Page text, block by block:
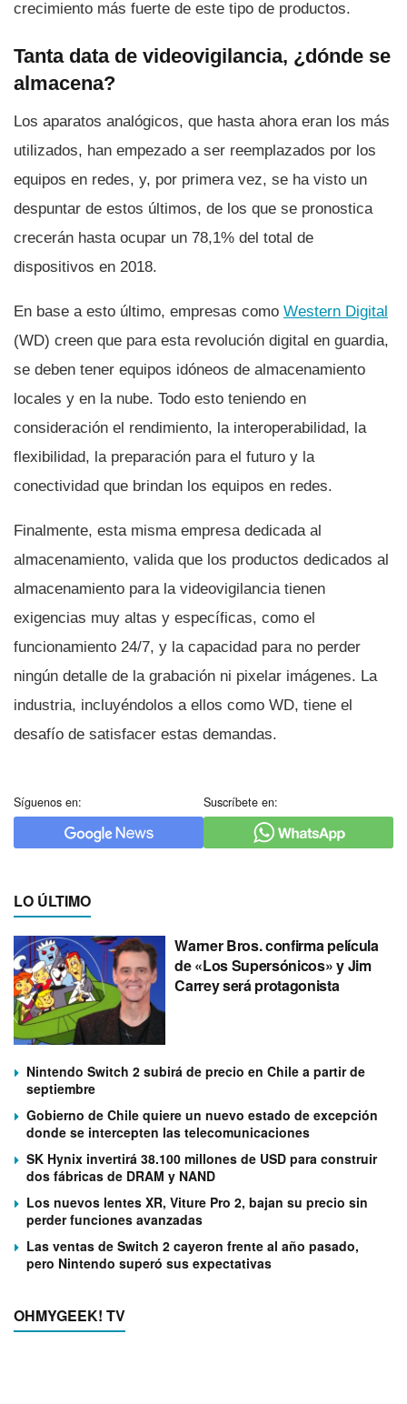
crecimiento más fuerte de este tipo de productos.
Tanta data de videovigilancia, ¿dónde se
almacena?
Los aparatos analógicos, que hasta ahora eran los más
utilizados, han empezado a ser reemplazados por los
equipos en redes, y, por primera vez, se ha visto un
despuntar de estos últimos, de los que se pronostica
crecerán hasta ocupar un 78,1% del total de
dispositivos en 2018.
En base a esto último, empresas como Western Digital
(WD) creen que para esta revolución digital en guardia,
se deben tener equipos idóneos de almacenamiento
locales y en la nube. Todo esto teniendo en
consideración el rendimiento, la interoperabilidad, la
flexibilidad, la preparación para el futuro y la
conectividad que brindan los equipos en redes.
Finalmente, esta misma empresa dedicada al
almacenamiento, valida que los productos dedicados al
almacenamiento para la videovigilancia tienen
exigencias muy altas y especí­ficas, como el
funcionamiento 24/7, y la capacidad para no perder
ningún detalle de la grabación ni pixelar imágenes. La
industria, incluyéndolos a ellos como WD, tiene el
desafí­o de satisfacer estas demandas.
Síguenos en: Suscríbete en:
LO ÚLTIMO
Warner Bros. confirma película
de «Los Supersónicos» y Jim
Carrey será protagonista
Nintendo Switch 2 subirá de precio en Chile a partir de
septiembre
Gobierno de Chile quiere un nuevo estado de excepción
donde se intercepten las telecomunicaciones
SK Hynix invertirá 38.100 millones de USD para construir
dos fábricas de DRAM y NAND
Los nuevos lentes XR, Viture Pro 2, bajan su precio sin
perder funciones avanzadas
Las ventas de Switch 2 cayeron frente al año pasado,
pero Nintendo superó sus expectativas
OHMYGEEK! TV